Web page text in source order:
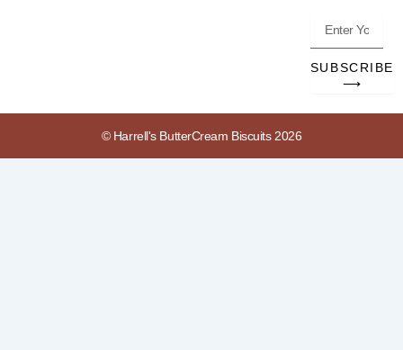
Your
Address
SUBSCRIBE
⟶
© Harrell's ButterCream Biscuits 2026